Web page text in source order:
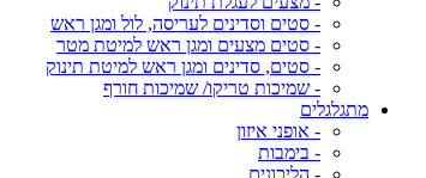
- סטים וסדינים לעריסה, לול ומגן ראש
- סטים מצעים ומגן ראש למיטת מטר
- סטים, סדינים ומגן ראש למיטת תינוק
- שמיכות טריקו/ שמיכות חורף
מתגלגלים
- אופני איזון
- בימבות
- הליכונים